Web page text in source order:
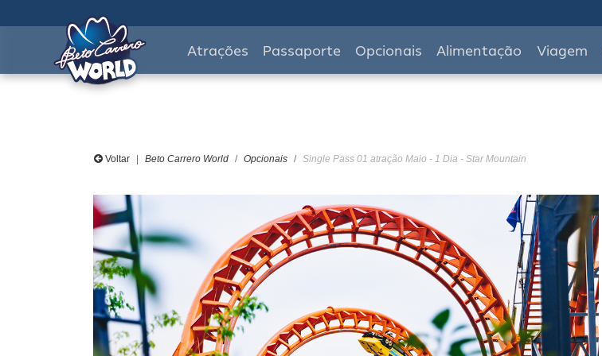
Atrações Passaporte Opcionais Alimentação Viagem
Voltar Beto Carrero World Opcionais Single Pass 01 atração Maio - 1 Dia - Star Mountain